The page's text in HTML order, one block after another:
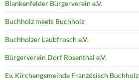
Blankenfelder Bürgerverein e.V.
Buchholz meets Buchholz
Buchholzer Laubfrosch e.V.
Bürgerverein Dorf Rosenthal e.V.
Ev. Kirchengemeinde Französisch Buchholz